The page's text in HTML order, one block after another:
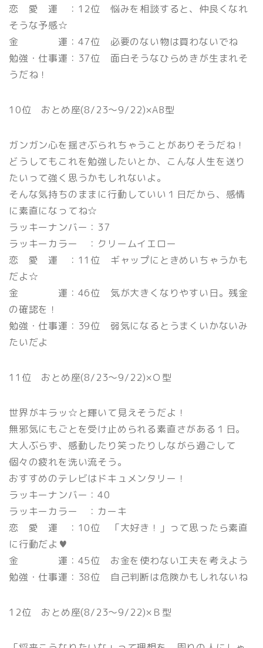
恋 愛 運 ：12位 悩みを相談すると、仲良くなれ
そうな予感☆
金 運：47位 必要のない物は買わないでね
勉強・仕事運：37位 面白そうなひらめきが生まれそ
うだね！
10位 おとめ座(8/23〜9/22)×AB型
ガンガン心を揺さぶられちゃうことがありそうだね！
どうしてもこれを勉強したいとか、こんな人生を送り
たいって強く思うかもしれないよ。
そんな気持ちのままに行動していい１日だから、感情
に素直になってね☆
ラッキーナンバー：37
ラッキーカラー ：クリームイエロー
恋 愛 運 ：11位 ギャップにときめいちゃうかも
だよ☆
金 運：46位 気が大きくなりやすい日。残金
の確認を！
勉強・仕事運：39位 弱気になるとうまくいかないみ
たいだよ
11位 おとめ座(8/23〜9/22)×Ｏ型
世界がキラッ☆と輝いて見えそうだよ！
無邪気にもごとを受け止められる素直さがある１日。
大人ぶらず、感動したり笑ったりしながら過ごして
個々の疲れを洗い流そう。
おすすめのテレビはドキュメンタリー！
ラッキーナンバー：40
ラッキーカラー ：カーキ
恋 愛 運 ：10位 「大好き！」って思ったら素直
に行動だよ♥
金 運：45位 お金を使わない工夫を考えよう
勉強・仕事運：38位 自己判断は危険かもしれないね
12位 おとめ座(8/23〜9/22)×Ｂ型